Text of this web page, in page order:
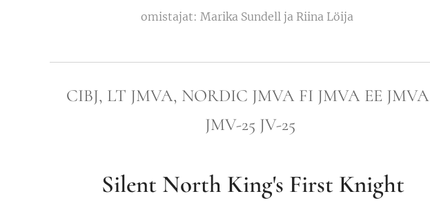
omistajat: Marika Sundell ja Riina Löija
CIBJ, LT JMVA, NORDIC JMVA FI JMVA EE JMVA
JMV-25 JV-25
Silent North King's First Knight